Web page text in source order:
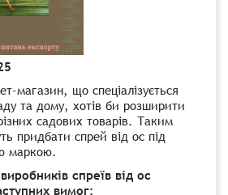
магазин, що спеціалізується
та дому, хотів би розширити
садових товарів. Таким
придбати спрей від ос під
маркою.
спреїв від ос
вимог: